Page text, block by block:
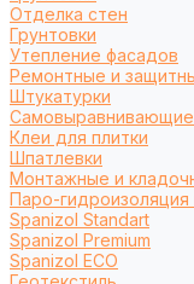
Отделка стен
Грунтовки
Утепление фасадов
Ремонтные и
Штукатурки
Клеи для плитки
Шпатлевки
Монтажные и
Паро-
Spanizol Standart
Spanizol Premium
Spanizol ECO